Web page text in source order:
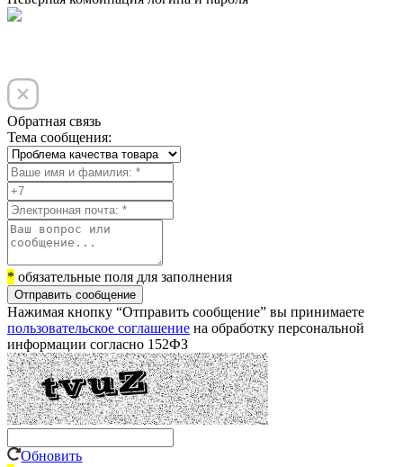
Обратная связь
Тема сообщения:
* обязательные поля для заполнения
Отправить сообщение
Нажимая кнопку “Отправить сообщение” вы принимаете
пользовательское соглашение на обработку персональной
информации согласно 152ФЗ
Обновить